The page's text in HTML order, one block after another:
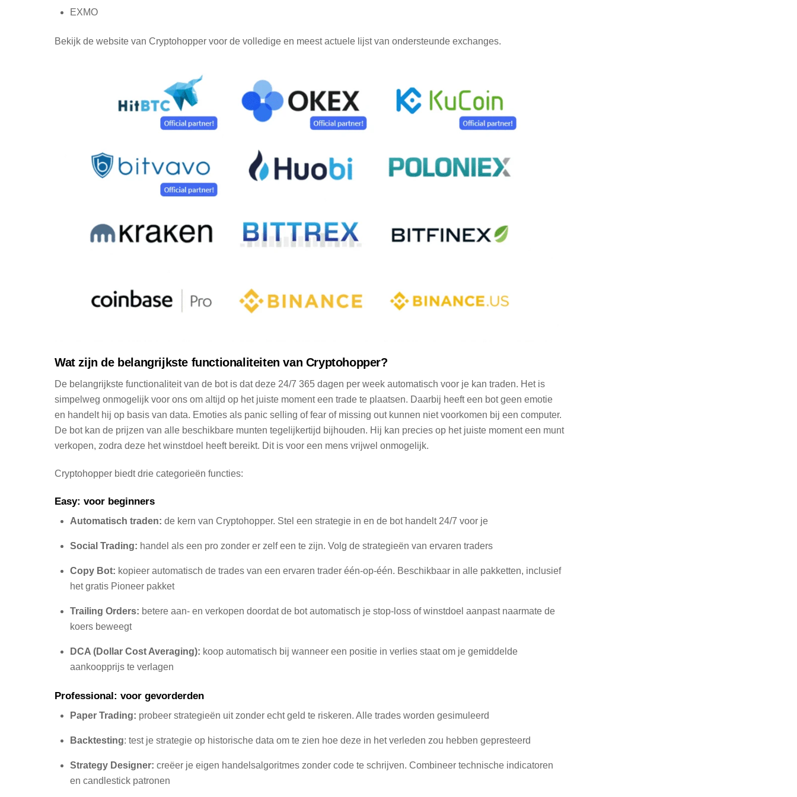
EXMO
Bekijk de website van Cryptohopper voor de volledige en meest actuele lijst van ondersteunde exchanges.
Wat zijn de belangrijkste functionaliteiten van Cryptohopper?
De belangrijkste functionaliteit van de bot is dat deze 24/7 365 dagen per week automatisch voor je kan traden. Het is
simpelweg onmogelijk voor ons om altijd op het juiste moment een trade te plaatsen. Daarbij heeft een bot geen emotie
en handelt hij op basis van data. Emoties als panic selling of fear of missing out kunnen niet voorkomen bij een computer.
De bot kan de prijzen van alle beschikbare munten tegelijkertijd bijhouden. Hij kan precies op het juiste moment een munt
verkopen, zodra deze het winstdoel heeft bereikt. Dit is voor een mens vrijwel onmogelijk.
Cryptohopper biedt drie categorieën functies:
Easy: voor beginners
Automatisch traden: de kern van Cryptohopper. Stel een strategie in en de bot handelt 24/7 voor je
Social Trading: handel als een pro zonder er zelf een te zijn. Volg de strategieën van ervaren traders
Copy Bot: kopieer automatisch de trades van een ervaren trader één-op-één. Beschikbaar in alle pakketten, inclusief
het gratis Pioneer pakket
Trailing Orders: betere aan- en verkopen doordat de bot automatisch je stop-loss of winstdoel aanpast naarmate de
koers beweegt
DCA (Dollar Cost Averaging): koop automatisch bij wanneer een positie in verlies staat om je gemiddelde
aankoopprijs te verlagen
Professional: voor gevorderden
Paper Trading: probeer strategieën uit zonder echt geld te riskeren. Alle trades worden gesimuleerd
Backtesting: test je strategie op historische data om te zien hoe deze in het verleden zou hebben gepresteerd
Strategy Designer: creëer je eigen handelsalgoritmes zonder code te schrijven. Combineer technische indicatoren
en candlestick patronen